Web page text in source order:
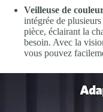
Veilleuse de
intégrée de
pièce, éclairant la
besoin. Avec la
vous pouvez